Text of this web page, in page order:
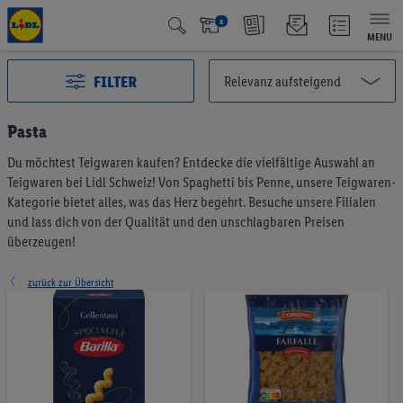
x
MENU
Pasta
Du möchtest Teigwaren kaufen? Entdecke die vielfältige Auswahl an
Teigwaren bei Lidl Schweiz! Von Spaghetti bis Penne, unsere Teigwaren-
Kategorie bietet alles, was das Herz begehrt. Besuche unsere Filialen
und lass dich von der Qualität und den unschlagbaren Preisen
überzeugen!
zurück zur Übersicht
FILTER
Alle Kategorien 2991
Aktuelle Aktionen 125
Qualité Suisse 438
Fairtrade
Vegan & Vegetarisch
Früchte & Gemüse
Brot & Backwaren
Müesli & Brotaufstrich
Kaffee & Tee
75
Milchprodukte & Eier